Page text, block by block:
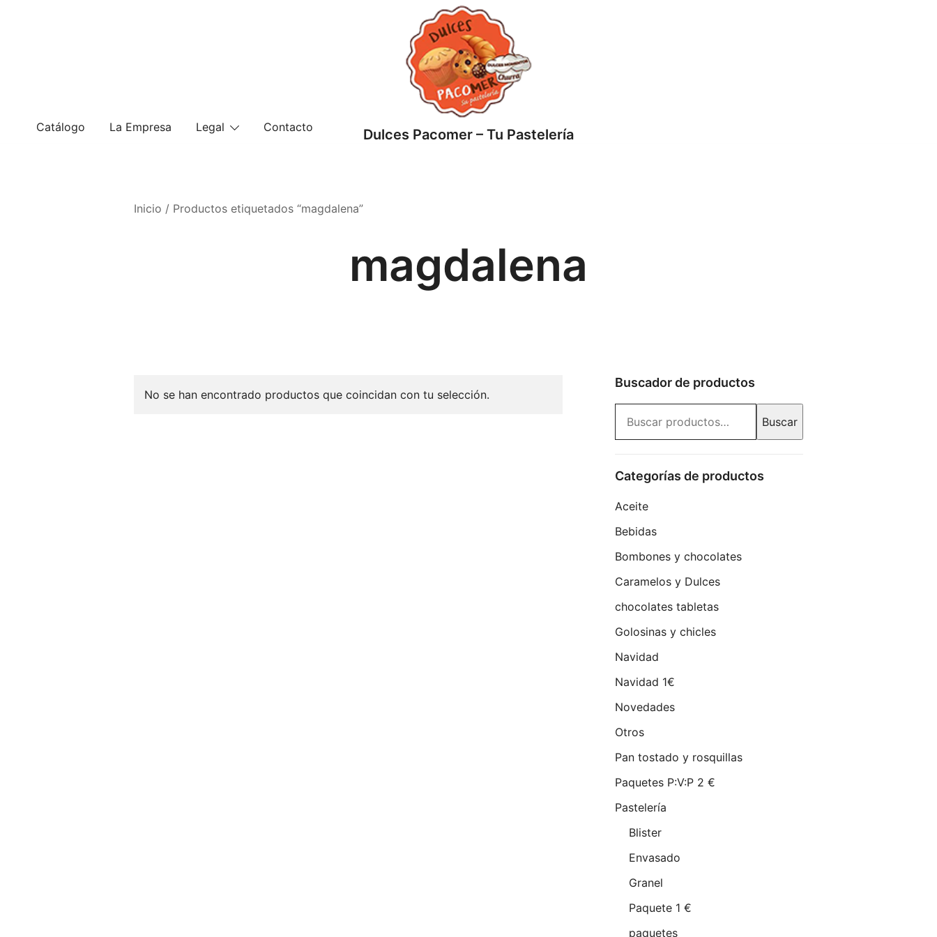
Catálogo La Empresa Legal Contacto Dulces Pacomer – Tu Pastelería
Inicio / Productos etiquetados “magdalena”
magdalena
No se han encontrado productos que coincidan con tu selección.
Buscador de productos
por:
Buscar
Categorías de productos
Aceite
Bebidas
Bombones y chocolates
Caramelos y Dulces
chocolates tabletas
Golosinas y chicles
Navidad
Navidad 1€
Novedades
Otros
Pan tostado y rosquillas
Paquetes P:V:P 2 €
Pastelería
Blister
Envasado
Granel
Paquete 1 €
paquetes